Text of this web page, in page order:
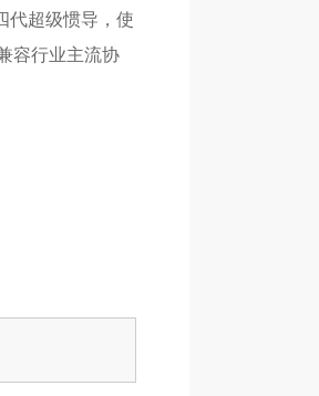
代超级惯导，使
容行业主流协